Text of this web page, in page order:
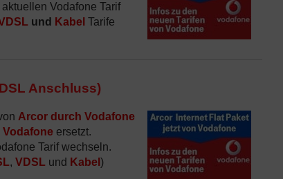
Vodafone Tarif
und Kabel Tarife
Anschluss)
Arcor durch Vodafone
ersetzt.
Tarif wechseln.
, VDSL und Kabel )